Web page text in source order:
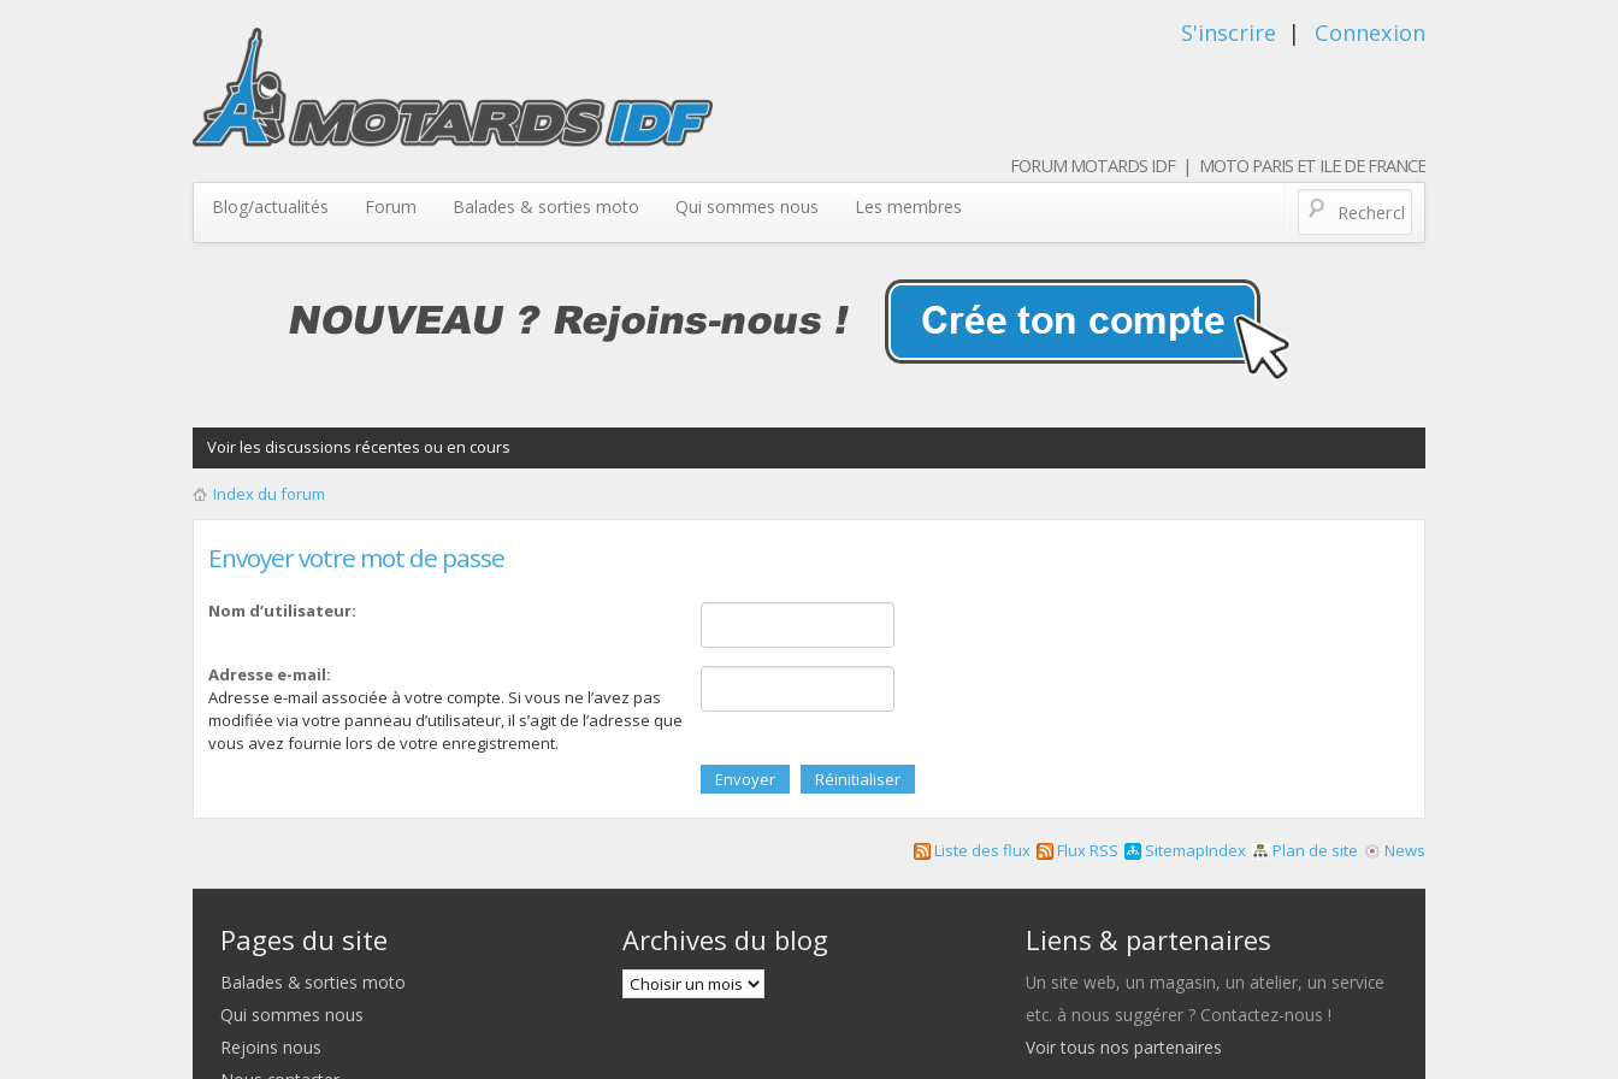
S'inscrire | Connexion
FORUM MOTARDS IDF | MOTO PARIS ET ILE DE FRANCE
Blog/actualités Forum Balades & sorties moto Qui sommes nous Les membres
Voir les discussions récentes ou en cours
Index du forum
Envoyer votre mot de passe
Nom d’utilisateur:
Adresse e-mail:
Adresse e-mail associée à votre compte. Si vous ne l’avez pas
modifiée via votre panneau d’utilisateur, il s’agit de l’adresse que
vous avez fournie lors de votre enregistrement.
News
Plan de site
SitemapIndex
Flux RSS
Liste des flux
Pages du site
Balades & sorties moto
Qui sommes nous
Rejoins nous
Archives du blog Liens & partenaires
Un site web, un magasin, un atelier, un service
etc. à nous suggérer ? Contactez-nous !
Voir tous nos partenaires